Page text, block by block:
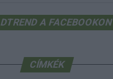
A FACEBOOKON
CÍMKÉK